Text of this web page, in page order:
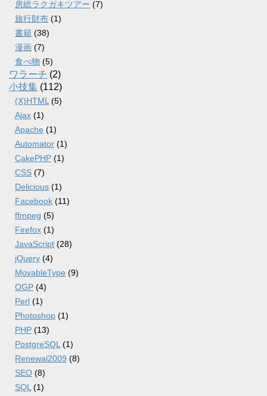
房総ラクガキツアー (7)
旅行財布 (1)
書籍 (38)
漫画 (7)
食べ物 (5)
ワラーチ (2)
小技集 (112)
(X)HTML (5)
Ajax (1)
Apache (1)
Automator (1)
CakePHP (1)
CSS (7)
Delicious (1)
Facebook (11)
ffmpeg (5)
Firefox (1)
JavaScript (28)
jQuery (4)
MovableType (9)
OGP (4)
Perl (1)
Photoshop (1)
PHP (13)
PostgreSQL (1)
Renewal2009 (8)
SEO (8)
SQL (1)